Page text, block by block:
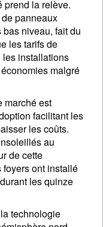
prend la relève.
panneaux
niveau, fait du
les tarifs de
les installations
malgré
marché est
facilitant les
les coûts.
au
de cette
ont installé
les quinze
technologie